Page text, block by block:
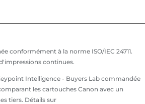
conformément à la norme ISO/IEC 24711.
continues.
Intelligence - Buyers Lab commandée
les cartouches Canon avec un
tiers. Détails sur